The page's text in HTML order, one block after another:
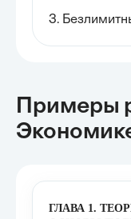
3.
Примеры
ГЛАВА 1.